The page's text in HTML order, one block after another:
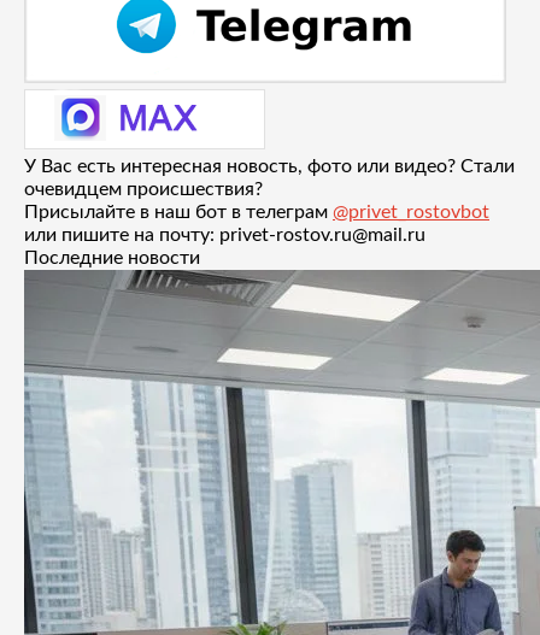
У Вас есть интересная новость, фото или видео? Стали
очевидцем происшествия?
Присылайте в наш бот в телеграм @privet_rostovbot
или пишите на почту: privet-rostov.ru@mail.ru
Последние новости